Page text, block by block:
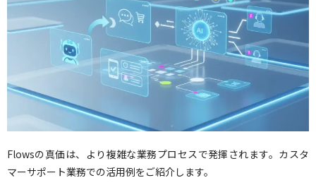
Flowsの真価は、より複雑な業務プロセスで発揮されます。カスタ
マーサポート業務での活用例をご紹介します。